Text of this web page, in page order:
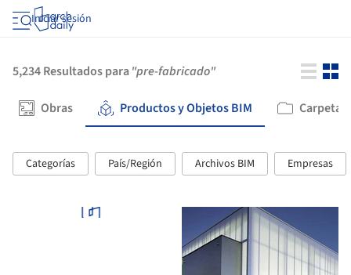
Iniciar sesión
5,234Resultados para"pre-fabricado"
Obras Productos y Objetos BIM Carpetas
Categorías País/Región Archivos BIM Empresas